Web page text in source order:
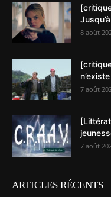
8 août
7 août
7 août
ARTICLES RÉCENTS